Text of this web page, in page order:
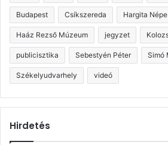
Budapest Csíkszereda Hargita Népe
Haáz Rezső Múzeum jegyzet
publicisztika Sebestyén Péter Simó
Székelyudvarhely videó
Hirdetés